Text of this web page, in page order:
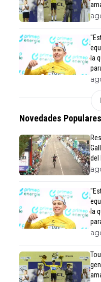
la
Novedades Populares
del
la